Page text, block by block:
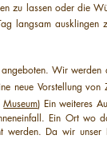
zu lassen oder die
langsam
Wir
neue Vorstellung
Museum) Ein weiteres
Ein Ort
Da wir unser